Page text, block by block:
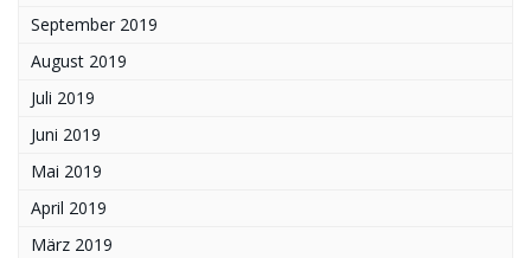
September 2019
August 2019
Juli 2019
Juni 2019
Mai 2019
April 2019
März 2019